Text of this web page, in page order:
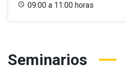
09:00 a 11:00 horas
Seminarios